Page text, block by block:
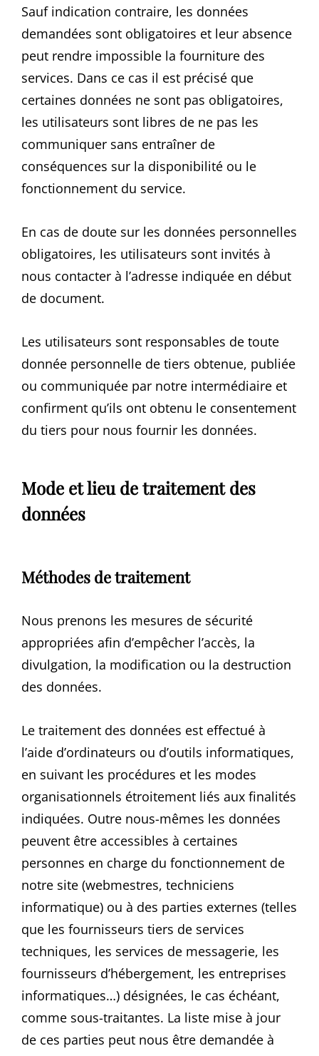
Sauf indication contraire, les données
demandées sont obligatoires et leur absence
peut rendre impossible la fourniture des
services. Dans ce cas il est précisé que
certaines données ne sont pas obligatoires,
les utilisateurs sont libres de ne pas les
communiquer sans entraîner de
conséquences sur la disponibilité ou le
fonctionnement du service.
En cas de doute sur les données personnelles
obligatoires, les utilisateurs sont invités à
nous contacter à l’adresse indiquée en début
de document.
Les utilisateurs sont responsables de toute
donnée personnelle de tiers obtenue, publiée
ou communiquée par notre intermédiaire et
confirment qu’ils ont obtenu le consentement
du tiers pour nous fournir les données.
Mode et lieu de traitement des
données
Méthodes de traitement
Nous prenons les mesures de sécurité
appropriées afin d’empêcher l’accès, la
divulgation, la modification ou la destruction
des données.
Le traitement des données est effectué à
l’aide d’ordinateurs ou d’outils informatiques,
en suivant les procédures et les modes
organisationnels étroitement liés aux finalités
indiquées. Outre nous-mêmes les données
peuvent être accessibles à certaines
personnes en charge du fonctionnement de
notre site (webmestres, techniciens
informatique) ou à des parties externes (telles
que les fournisseurs tiers de services
techniques, les services de messagerie, les
fournisseurs d’hébergement, les entreprises
informatiques…) désignées, le cas échéant,
comme sous-traitantes. La liste mise à jour
de ces parties peut nous être demandée à